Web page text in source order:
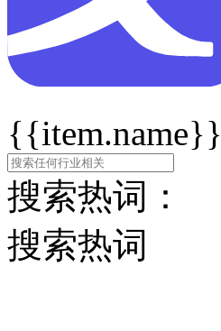
{{item.name}}
搜索热词：
搜索热词